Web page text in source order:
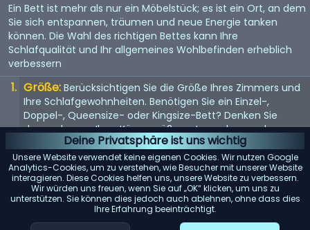
Deine Privatsphäre ist uns wichtig
Unsere Website verwendet keine eigenen Cookies. Wir nutzen Google
Analytics-Cookies, um zu verstehen, wie Besucher mit unserer Website
interagieren. Diese Cookies helfen uns, unsere Website zu verbessern.
Wir würden uns freuen, wenn Sie auf „OK“ klicken, um uns zu
unterstützen. Sie können dies jedoch auch ablehnen, ohne dass dies
Ihre Erfahrung beeinträchtigt.
Ein Bett ist mehr als nur ein Möbelstück; es ist ein Ort, an dem
Sie sich entspannen, träumen und neue Energie tanken
können. Die Wahl des richtigen Bettes kann Ihre
Schlafqualität und Ihr allgemeines Wohlbefinden erheblich
verbessern
Größe: Berücksichtigen Sie die Größe Ihres Zimmers und
Ihre Schlafgewohnheiten. Benötigen Sie ein Einzel-,
Doppel-, Queensize- oder Kingsize-Bett? Denken Sie
daran, dass es Ihrer Körpergröße entsprechen und
genügend Platz bieten sollte, wenn Sie es mit jemandem
teilen.
Matratze: Die Matratze ist entscheidend für einen guten
Schlaf. Suchen Sie nach einer Matratze, die Ihr
Körpergewicht gleichmäßig verteilt und Ihren
Komfortvorlieben entspricht, sei es weich, mittel oder